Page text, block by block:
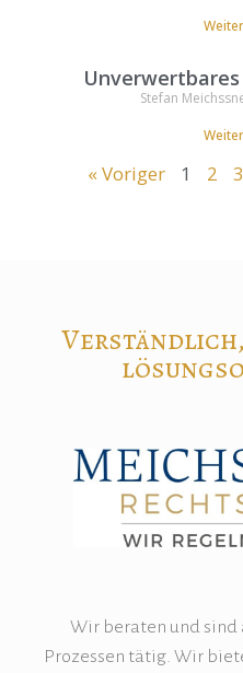
Stefan
« Voriger 1 2 3
Wir beraten und sind
Prozessen tätig. Wir